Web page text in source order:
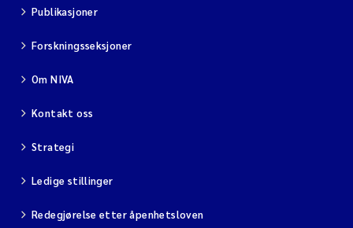
Publikasjoner
Forskningsseksjoner
Om NIVA
Kontakt oss
Strategi
Ledige stillinger
Redegjørelse etter åpenhetsloven